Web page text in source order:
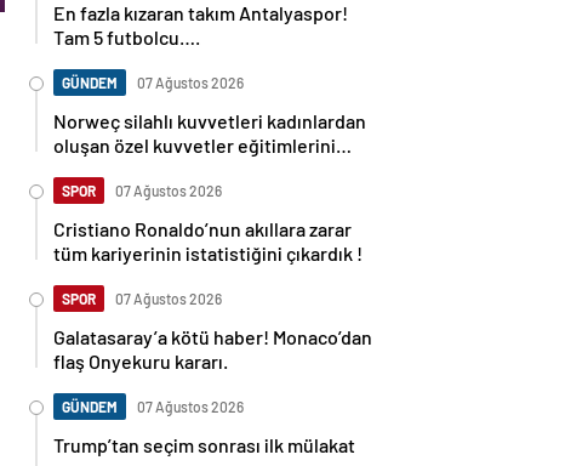
En fazla kızaran takım Antalyaspor!
Tam 5 futbolcu….
GÜNDEM 07 Ağustos 2026
Norweç silahlı kuvvetleri kadınlardan
oluşan özel kuvvetler eğitimlerini
SPOR 07 Ağustos 2026
Cristiano Ronaldo’nun akıllara zarar
tüm kariyerinin istatistiğini çıkardık !
SPOR 07 Ağustos 2026
Galatasaray’a kötü haber! Monaco’dan
flaş Onyekuru kararı.
GÜNDEM 07 Ağustos 2026
Trump’tan seçim sonrası ilk mülakat